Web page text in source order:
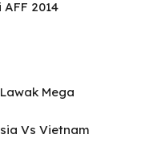
2014
Mega
Vs Vietnam